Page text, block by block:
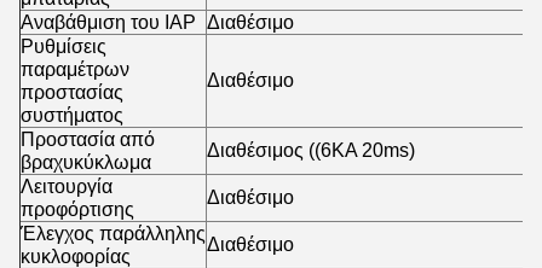
Αναβάθμιση του IAP Διαθέσιμο
Ρυθμίσεις
παραμέτρων
προστασίας
συστήματος
Διαθέσιμο
Προστασία από
βραχυκύκλωμα
Διαθέσιμος ((6KA 20ms)
Λειτουργία
προφόρτισης
Διαθέσιμο
Έλεγχος παράλληλης
κυκλοφορίας
Διαθέσιμο